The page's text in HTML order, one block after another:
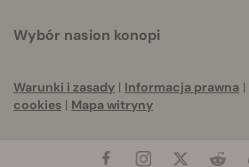
Wybór nasion konopi
Warunki i zasady | Informacja prawna |
cookies | Mapa witryny